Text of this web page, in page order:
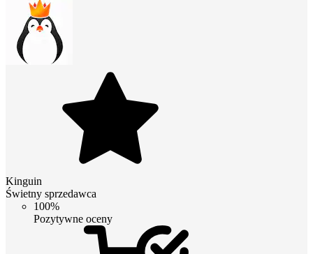
Kinguin
Świetny sprzedawca
100%
Pozytywne oceny